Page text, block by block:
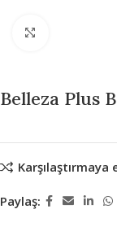
Belleza Plus
Karşılaştırmaya
Paylaş: